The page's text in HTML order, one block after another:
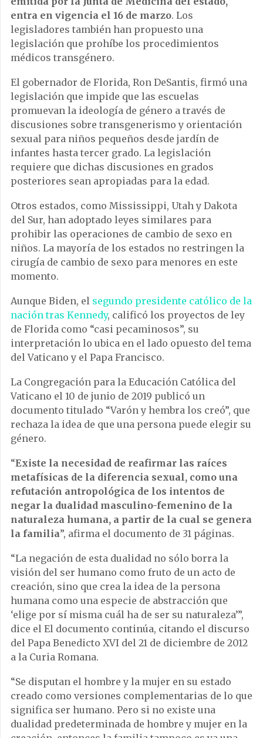
entra en vigencia el 16 de marzo. Los
legisladores también han propuesto una
legislación que prohíbe los procedimientos
médicos transgénero.
El gobernador de Florida, Ron DeSantis, firmó una
legislación que impide que las escuelas
promuevan la ideología de género a través de
discusiones sobre transgenerismo y orientación
sexual para niños pequeños desde jardín de
infantes hasta tercer grado. La legislación
requiere que dichas discusiones en grados
posteriores sean apropiadas para la edad.
Otros estados, como Mississippi, Utah y Dakota
del Sur, han adoptado leyes similares para
prohibir las operaciones de cambio de sexo en
niños. La mayoría de los estados no restringen la
cirugía de cambio de sexo para menores en este
momento.
Aunque Biden, el segundo presidente católico de la
nación tras Kennedy, calificó los proyectos de ley
de Florida como “casi pecaminosos”, su
interpretación lo ubica en el lado opuesto del tema
del Vaticano y el Papa Francisco.
La Congregación para la Educación Católica del
Vaticano el 10 de junio de 2019 publicó un
documento titulado “Varón y hembra los creó”, que
rechaza la idea de que una persona puede elegir su
género.
“Existe la necesidad de reafirmar las raíces
metafísicas de la diferencia sexual, como una
refutación antropológica de los intentos de
negar la dualidad masculino-femenino de la
naturaleza humana, a partir de la cual se genera
la familia”, afirma el documento de 31 páginas.
“La negación de esta dualidad no sólo borra la
visión del ser humano como fruto de un acto de
creación, sino que crea la idea de la persona
humana como una especie de abstracción que
‘elige por sí misma cuál ha de ser su naturaleza’”,
dice el El documento continúa, citando el discurso
del Papa Benedicto XVI del 21 de diciembre de 2012
a la Curia Romana.
“Se disputan el hombre y la mujer en su estado
creado como versiones complementarias de lo que
significa ser humano. Pero si no existe una
dualidad predeterminada de hombre y mujer en la